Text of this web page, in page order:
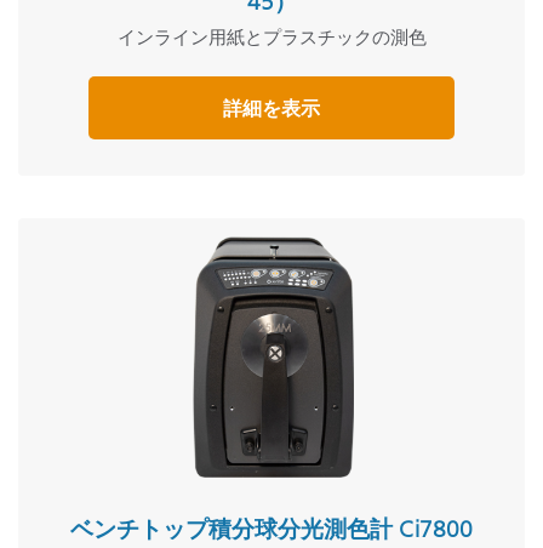
インライン用紙とプラスチックの測色
詳細を表示
ベンチトップ積分球分光測色計 Ci7800